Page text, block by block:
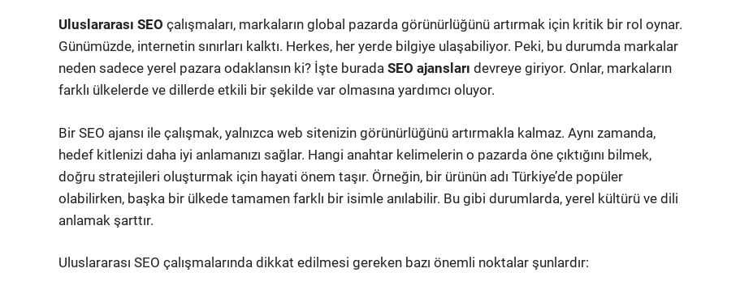
Uluslararası SEO çalışmaları, markaların global pazarda görünürlüğünü artırmak için kritik bir rol oynar.
Günümüzde, internetin sınırları kalktı. Herkes, her yerde bilgiye ulaşabiliyor. Peki, bu durumda markalar
neden sadece yerel pazara odaklansın ki? İşte burada SEO ajansları devreye giriyor. Onlar, markaların
farklı ülkelerde ve dillerde etkili bir şekilde var olmasına yardımcı oluyor.
Bir SEO ajansı ile çalışmak, yalnızca web sitenizin görünürlüğünü artırmakla kalmaz. Aynı zamanda,
hedef kitlenizi daha iyi anlamanızı sağlar. Hangi anahtar kelimelerin o pazarda öne çıktığını bilmek,
doğru stratejileri oluşturmak için hayati önem taşır. Örneğin, bir ürünün adı Türkiye’de popüler
olabilirken, başka bir ülkede tamamen farklı bir isimle anılabilir. Bu gibi durumlarda, yerel kültürü ve dili
anlamak şarttır.
Uluslararası SEO çalışmalarında dikkat edilmesi gereken bazı önemli noktalar şunlardır: